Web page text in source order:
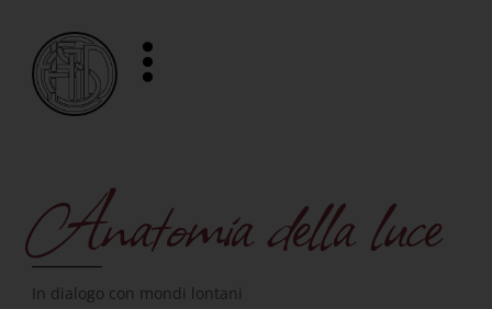
contenuto
Anatomia della luce
In dialogo con mondi lontani